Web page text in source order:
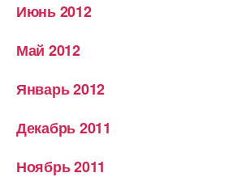
Июнь 2012
Май 2012
Январь 2012
Декабрь 2011
Ноябрь 2011